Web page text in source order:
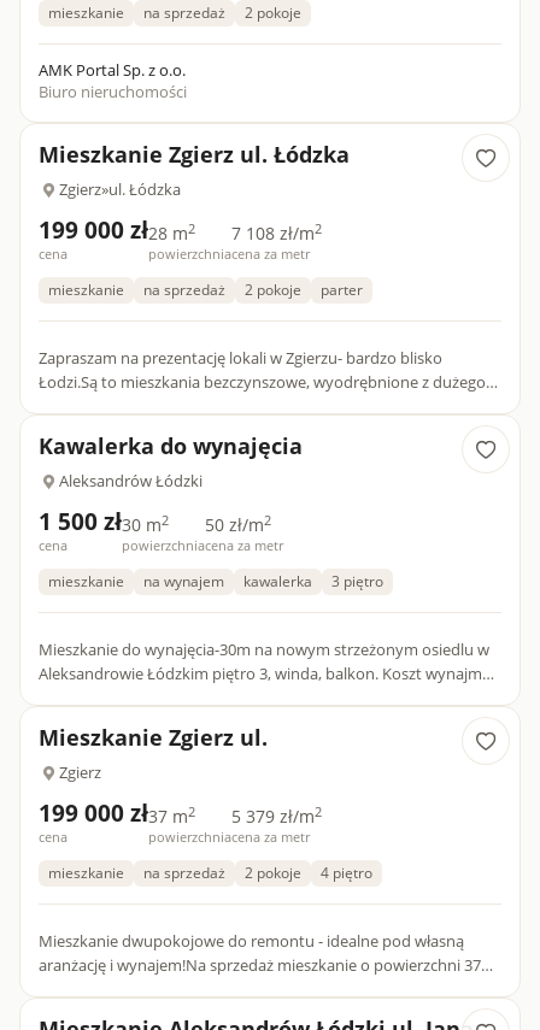
mieszkanie na sprzedaż 2 pokoje
AMK Portal Sp. z o.o.
Biuro nieruchomości
Mieszkanie Zgierz ul. Łódzka
Zgierz»ul. Łódzka
199 000 zł
cena
28 m2
powierzchnia
7 108 zł/m2
cena za metr
mieszkanie na sprzedaż 2 pokoje parter
Zapraszam na prezentację lokali w Zgierzu- bardzo blisko
Łodzi.Są to mieszkania bezczynszowe, wyodrębnione z dużego
Kawalerka do wynajęcia
Aleksandrów Łódzki
1 500 zł
cena
30 m2
powierzchnia
50 zł/m2
cena za metr
mieszkanie na wynajem kawalerka 3 piętro
Mieszkanie do wynajęcia-30m na nowym strzeżonym osiedlu w
Aleksandrowie Łódzkim piętro 3, winda, balkon. Koszt wynajmy
Mieszkanie Zgierz ul.
Zgierz
199 000 zł
cena
37 m2
powierzchnia
5 379 zł/m2
cena za metr
mieszkanie na sprzedaż 2 pokoje 4 piętro
Mieszkanie dwupokojowe do remontu - idealne pod własną
aranżację i wynajem!Na sprzedaż mieszkanie o powierzchni 37